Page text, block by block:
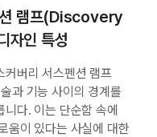
션 램프(Discovery
인 특성
커버리 서스펜션 램프
과 기능 사이의 경계를
다. 이는 단순함 속에
움이 있다는 사실에 대한